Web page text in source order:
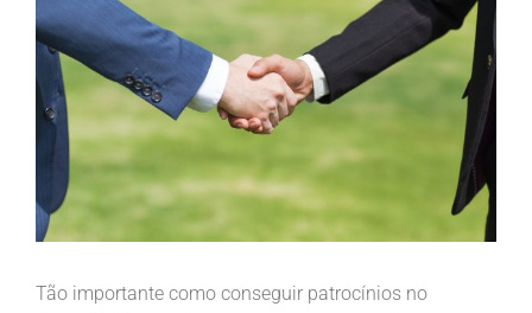
Image
Tão importante como conseguir patrocínios no